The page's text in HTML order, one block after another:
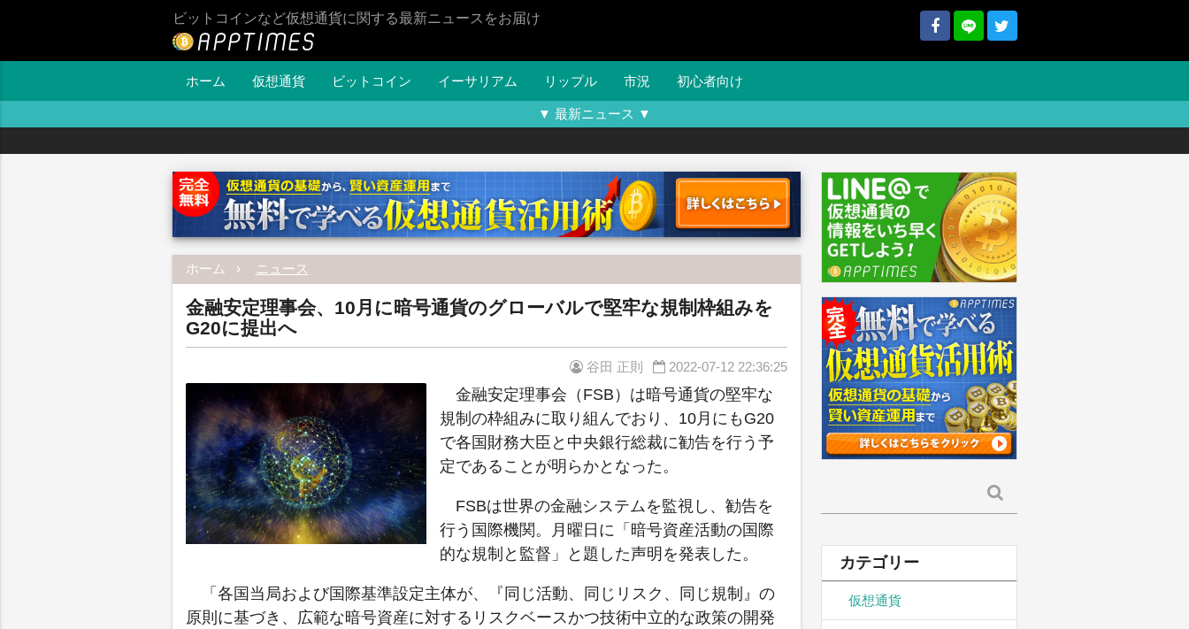
ビットコインなど仮想通貨に関する最新ニュースをお届け
ホーム 仮想通貨 ビットコイン イーサリアム リップル 市況 初心者向け
▼ 最新ニュース ▼
ホーム ニュース
金融安定理事会、10月に暗号通貨のグローバルで堅牢な規制枠組みを
G20に提出へ
谷田 正則 2022-07-12 22:36:25
金融安定理事会（FSB）は暗号通貨の堅牢な
規制の枠組みに取り組んでおり、10月にもG20
で各国財務大臣と中央銀行総裁に勧告を行う予
定であることが明らかとなった。
FSBは世界の金融システムを監視し、勧告を
行う国際機関。月曜日に「暗号資産活動の国際
的な規制と監督」と題した声明を発表した。
「各国当局および国際基準設定主体が、『同じ活動、同じリスク、同じ規制』の
原則に基づき、広範な暗号資産に対するリスクベースかつ技術中立的な政策の開発
索:
カテゴリー
仮想通貨